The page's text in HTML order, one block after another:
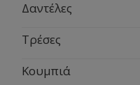
Δαντέλες
Τρέσες
Κουμπιά